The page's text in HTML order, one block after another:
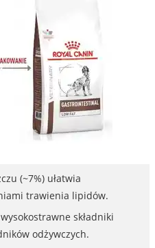
(~7%) ułatwia
trawienia lipidów.
składniki
odżywczych.